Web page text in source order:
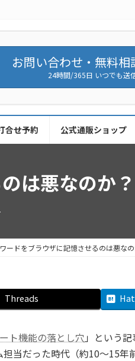
お問い合わせ・無料相
24時間/365日 いつでも送
合せ予約 公式通販ショップ
は悪なのか？
ードをブラウザに記憶させるのは悪なの
Threads
ト機能の落とし穴 」という
当だった時代（約10〜15年